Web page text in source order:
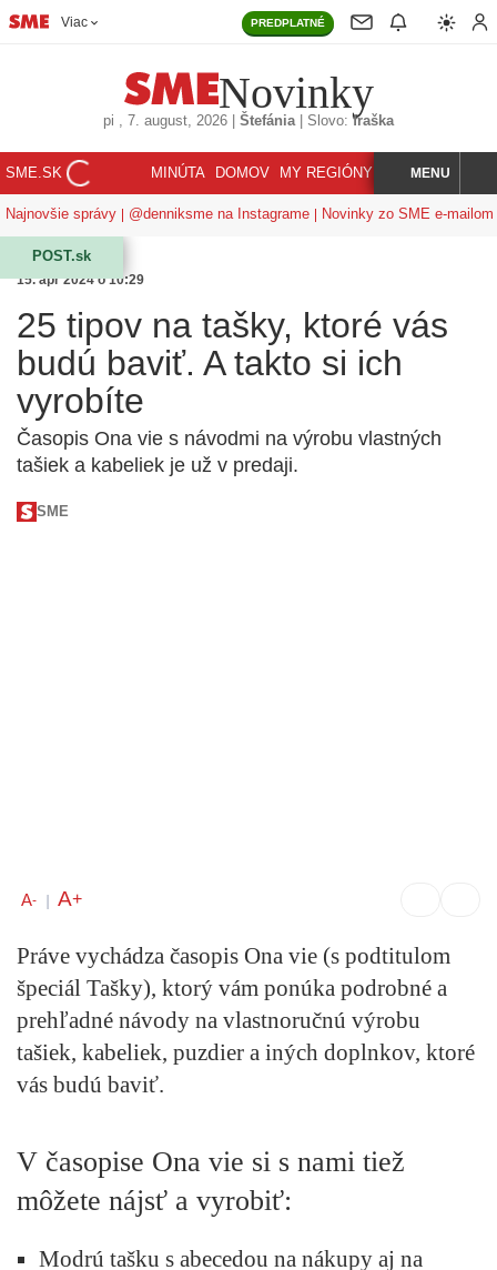
Viac PREDPLATNÉ
Novinky
pi , 7. august, 2026 Štefánia| Slovo: fraška
SME.SK MINÚTA DOMOV MY REGIÓNY KORZÁR
HĽADAJMENU
Najnovšie správy @denniksme na Instagrame Novinky zo SME e-mailom
POST.sk
15. apr 2024 o 10:29
25 tipov na tašky, ktoré vás
budú baviť. A takto si ich
vyrobíte
Časopis Ona vie s návodmi na výrobu vlastných
tašiek a kabeliek je už v predaji.
SME
A- | A+
Práve vychádza časopis Ona vie (s podtitulom
špeciál Tašky), ktorý vám ponúka podrobné a
prehľadné návody na vlastnoručnú výrobu
tašiek, kabeliek, puzdier a iných doplnkov, ktoré
vás budú baviť.
V časopise Ona vie si s nami tiež
môžete nájsť a vyrobiť:
Modrú tašku s abecedou na nákupy aj na